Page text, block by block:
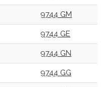
9744 GM
9744 GE
9744 GN
9744 GG